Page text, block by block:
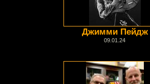
Джимми Пейдж
09.01.24